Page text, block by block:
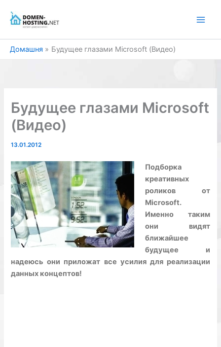
Домашня Будущее глазами Microsoft (Видео)
Будущее глазами Microsoft
(Видео)
13.01.2012
Подборка
креативных
роликов от
Microsoft.
Именно таким
они видят
ближайшее
будущее и
надеюсь они приложат все усилия для реализации
данных концептов!